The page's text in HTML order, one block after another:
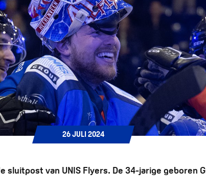
26 JULI 2024
sluitpost van UNIS Flyers. De 34-jarige geboren